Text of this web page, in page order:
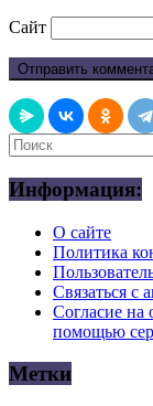
Сайт
Информация:
О сайте
Политика
Связаться с
Согласие на
помощью
Метки